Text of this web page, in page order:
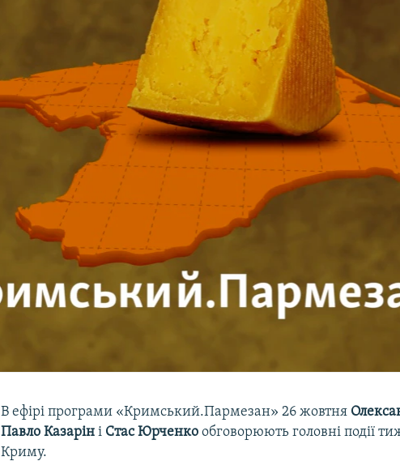
В ефірі програми «Кримський.Пармезан» 26 жовтня
Павло Казарін і Стас Юрченко обговорюють головні події
Криму.